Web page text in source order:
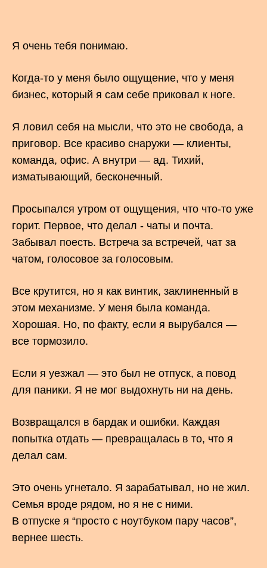
Я очень тебя понимаю.
Когда-то у меня было ощущение, что у меня
бизнес, который я сам себе приковал к ноге.
Я ловил себя на мысли, что это не свобода, а
приговор. Все красиво снаружи — клиенты,
команда, офис. А внутри — ад. Тихий,
изматывающий, бесконечный.
Просыпался утром от ощущения, что что-то уже
горит. Первое, что делал - чаты и почта.
Забывал поесть. Встреча за встречей, чат за
чатом, голосовое за голосовым.
Все крутится, но я как винтик, заклиненный в
этом механизме. У меня была команда.
Хорошая. Но, по факту, если я вырубался —
все тормозило.
Если я уезжал — это был не отпуск, а повод
для паники. Я не мог выдохнуть ни на день.
Возвращался в бардак и ошибки. Каждая
попытка отдать — превращалась в то, что я
делал сам.
Это очень угнетало. Я зарабатывал, но не жил.
Семья вроде рядом, но я не с ними.
В отпуске я “просто с ноутбуком пару часов”,
вернее шесть.